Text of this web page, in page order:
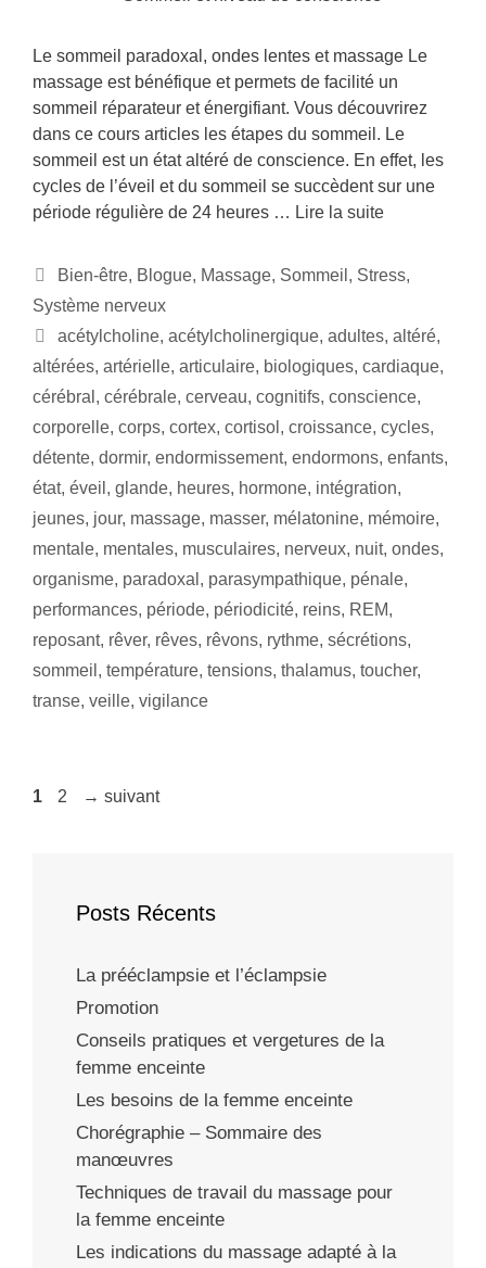
Le sommeil paradoxal, ondes lentes et massage Le
massage est bénéfique et permets de facilité un
sommeil réparateur et énergifiant. Vous découvrirez
dans ce cours articles les étapes du sommeil. Le
sommeil est un état altéré de conscience. En effet, les
cycles de l’éveil et du sommeil se succèdent sur une
période régulière de 24 heures … Lire la suite
Bien-être, Blogue, Massage, Sommeil , Stress,
Système nerveux
acétylcholine, acétylcholinergique, adultes, altéré,
altérées, artérielle, articulaire, biologiques, cardiaque,
cérébral , cérébrale, cerveau, cognitifs, conscience,
corporelle, corps, cortex, cortisol , croissance, cycles,
détente, dormir, endormissement, endormons, enfants,
état, éveil , glande, heures, hormone, intégration,
jeunes, jour, massage, masser, mélatonine, mémoire,
mentale, mentales, musculaires, nerveux, nuit, ondes,
organisme, paradoxal , parasympathique, pénale,
performances, période, périodicité, reins, REM,
reposant, rêver, rêves, rêvons, rythme, sécrétions,
sommeil , température, tensions, thalamus, toucher,
transe, veille, vigilance
1 2 → suivant
Posts Récents
La prééclampsie et l’éclampsie
Promotion
Conseils pratiques et vergetures de la
femme enceinte
Les besoins de la femme enceinte
Chorégraphie – Sommaire des
manœuvres
Techniques de travail du massage pour
la femme enceinte
Les indications du massage adapté à la